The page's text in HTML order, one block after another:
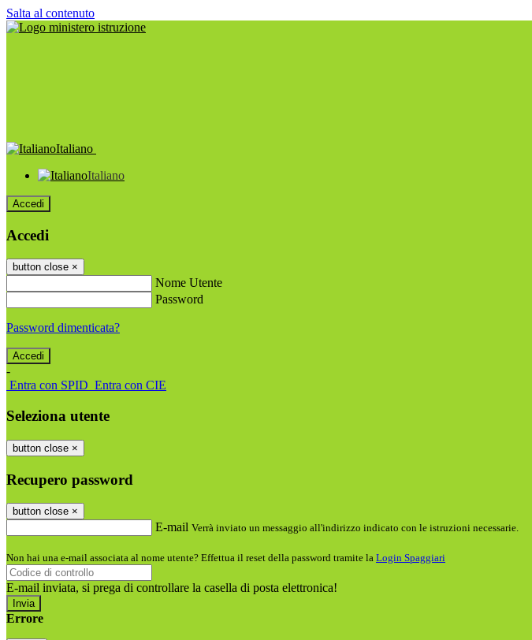
Salta al contenuto
Italiano
Italiano
Accedi
Accedi
button close ×
Nome Utente
Password
Password dimenticata?
-
Entra con SPID Entra con CIE
Seleziona utente
button close ×
Recupero password
button close ×
E-mail Verrà inviato un messaggio all'indirizzo indicato con le istruzioni necessarie.
Non hai una e-mail associata al nome utente? Effettua il reset della password tramite la Login Spaggiari
E-mail inviata, si prega di controllare la casella di posta elettronica!
Errore